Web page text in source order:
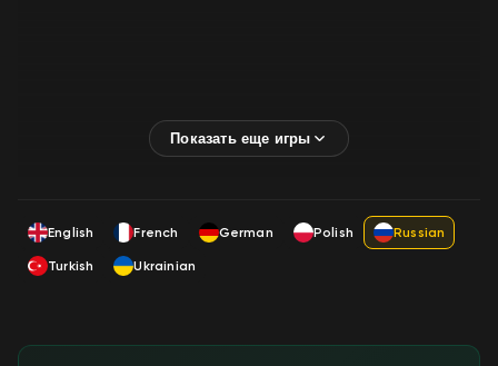
English French German Polish
Russian
Turkish
Ukrainian